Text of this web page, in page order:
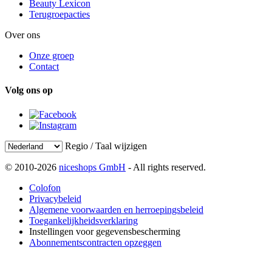
Beauty Lexicon
Terugroepacties
Over ons
Onze groep
Contact
Volg ons op
Regio / Taal wijzigen
© 2010-2026 niceshops GmbH - All rights reserved.
Colofon
Privacybeleid
Algemene voorwaarden en herroepingsbeleid
Toegankelijkheidsverklaring
Instellingen voor gegevensbescherming
Abonnementscontracten opzeggen